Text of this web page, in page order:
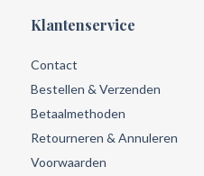
Klantenservice
Contact
Bestellen & Verzenden
Betaalmethoden
Retourneren & Annuleren
Voorwaarden